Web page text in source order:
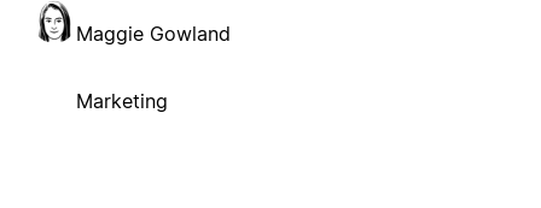
Maggie Gowland
Marketing